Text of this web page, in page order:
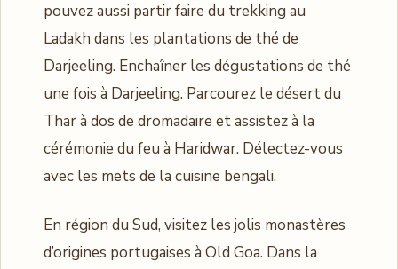
pouvez aussi partir faire du trekking au
Ladakh dans les plantations de thé de
Darjeeling. Enchaîner les dégustations de thé
une fois à Darjeeling. Parcourez le désert du
Thar à dos de dromadaire et assistez à la
cérémonie du feu à Haridwar. Délectez-vous
avec les mets de la cuisine bengali.
En région du Sud, visitez les jolis monastères
d’origines portugaises à Old Goa. Dans la